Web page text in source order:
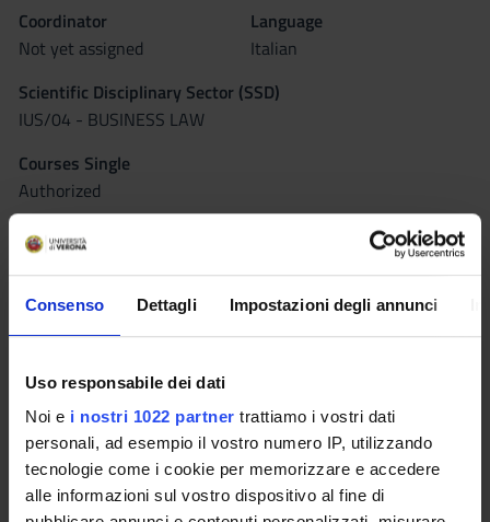
Consenso Dettagli Impostazioni degli annunci
Uso responsabile dei dati
Noi e i nostri 1022 partner trattiamo i vostri dati
personali, ad esempio il vostro numero IP, utilizzando
tecnologie come i cookie per memorizzare e accedere
alle informazioni sul vostro dispositivo al fine di
Coordinator
Not yet assigned
Language
Italian
Scientific Disciplinary Sector (SSD)
IUS/04 - BUSINESS LAW
Courses Single
Authorized
Seminars
The teaching is organized as follows:
UL 1
Credits
9
Period
1° periodo lezioni (1A), 1° periodo lezioni (1B)